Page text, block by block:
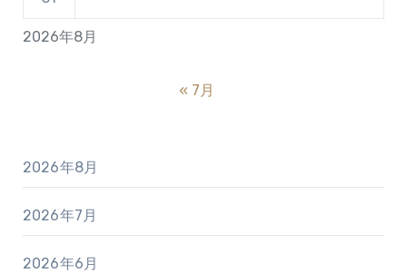
2026年8月
« 7月
2026年8月
2026年7月
2026年6月